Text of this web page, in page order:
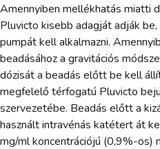
Amennyiben mellékhatás miatti
Pluvicto kisebb adagját adják
pumpát kell alkalmazni.
beadásához a gravitációs
dózisát a beadás előtt be kell
megfelelő térfogatú Pluvicto
szervezetébe. Beadás előtt a
használt intravénás katétert át
mg/ml koncentrációjú (0,9%-os)